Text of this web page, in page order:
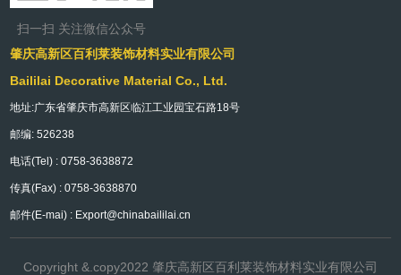
扫一扫 关注微信公众号
肇庆高新区百利莱装饰材料实业有限公司
Baililai Decorative Material Co., Ltd.
地址:广东省肇庆市高新区临江工业园宝石路18号
邮编: 526238
电话(Tel) : 0758-3638872
传真(Fax) : 0758-3638870
邮件(E-mai) : Export@chinabaililai.cn
Copyright &.copy2022 肇庆高新区百利莱装饰材料实业有限公司